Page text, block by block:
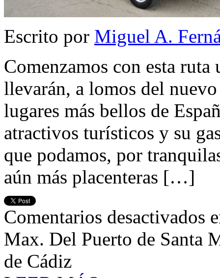
Escrito por Miguel A.
Comenzamos con esta
llevarán, a lomos del
lugares más bellos de
atractivos turísticos y su
que podamos, por
aún más placenteras […]
Comentarios desactivados
Max. Del Puerto de Santa
de Cádiz